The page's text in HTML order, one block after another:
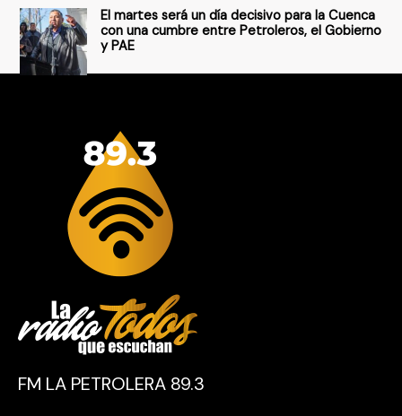
El martes será un día decisivo para la Cuenca
con una cumbre entre Petroleros, el Gobierno
y PAE
FM LA PETROLERA 89.3